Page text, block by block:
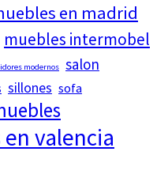
en madrid
muebles intermobel
modernos salon
sillones sofa
valencia